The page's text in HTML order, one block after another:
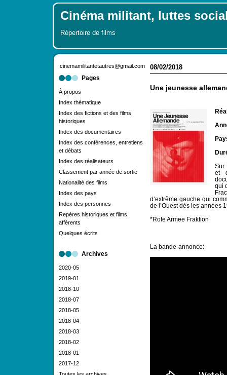
Cinéma militant, luttes
Répertoire de films
cinemamilitantetautres@gmail.com
Pages
À propos
Index thématique
Index des fictions et des films
historiques
Index des documentaires
Index des conférences, entretiens
et débats
Index des réalisateurs
Classement par année de sortie
Nationalité des films
Index des pays
Index des personnes
Repères historiques et films
afférents
Quelques écrits
Archives
2020-05
2019-01
2018-10
2018-07
2018-05
2018-04
2018-03
2018-02
2018-01
2017-12
08/02/2018
Une jeunesse
Sur
et
qui
d’extrême gauche qui
de l’Ouest dès les années
*Rote Armee Fraktion
La bande-annonce: